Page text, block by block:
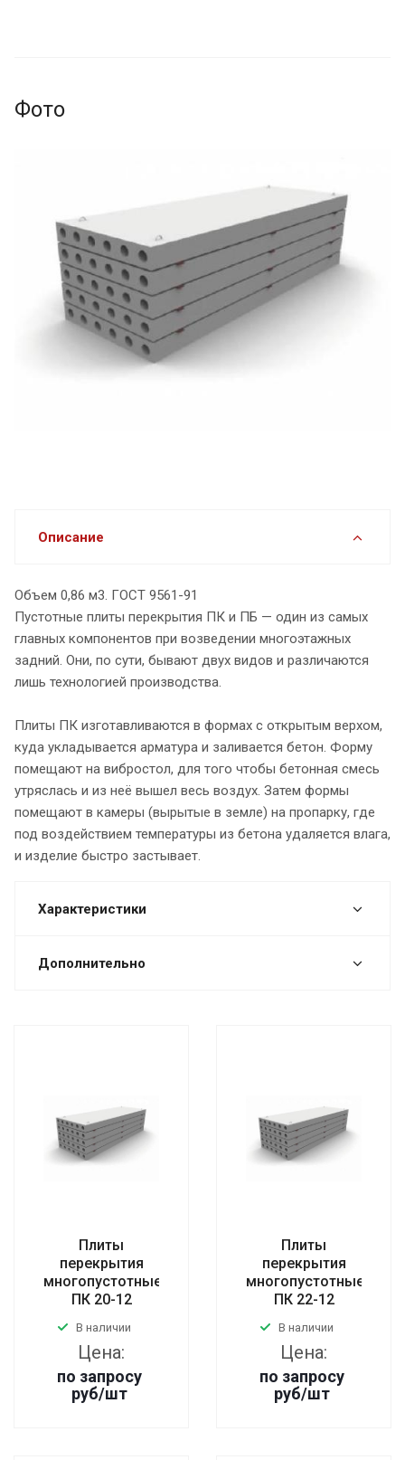
Фото
Описание
Объем 0,86 м3. ГОСТ 9561-91
Пустотные плиты перекрытия ПК и ПБ — один из самых
главных компонентов при возведении многоэтажных
задний. Они, по сути, бывают двух видов и различаются
лишь технологией производства.
Плиты ПК изготавливаются в формах с открытым верхом,
куда укладывается арматура и заливается бетон. Форму
помещают на вибростол, для того чтобы бетонная смесь
утряслась и из неё вышел весь воздух. Затем формы
помещают в камеры (вырытые в земле) на пропарку, где
под воздействием температуры из бетона удаляется влага,
и изделие быстро застывает.
Характеристики
Дополнительно
Плиты
перекрытия
многопустотные
ПК 20-12
В наличии
Цена:
по запросу
руб/шт
Плиты
перекрытия
многопустотные
ПК 22-12
В наличии
Цена:
по запросу
руб/шт